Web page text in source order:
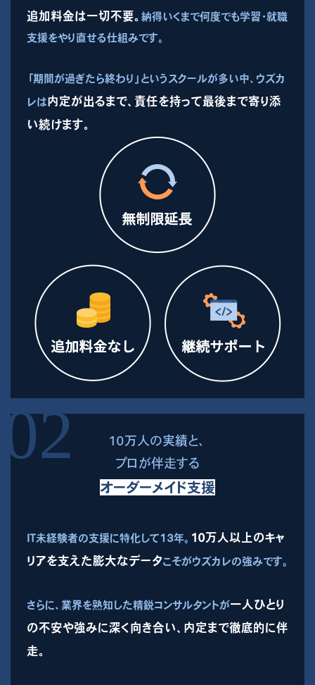
追加料金は一切不要。 納得いくまで何度でも学習・就職
支援をやり直せる仕組みです。
「期間が過ぎたら終わり」というスクールが多い中、ウズカ
レは内定が出るまで、責任を持って最後まで寄り添
い続けます。
10万人の実績と、
プロが伴走する
オーダーメイド支援
IT未経験者の支援に特化して13年。 10万人以上のキャ
リアを支えた膨大なデータこそがウズカレの強みです。
さらに、業界を熟知した精鋭コンサルタントが一人ひとり
の不安や強みに深く向き合い、内定まで徹底的に伴
走。